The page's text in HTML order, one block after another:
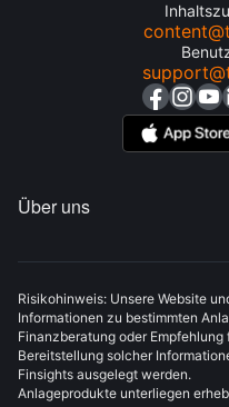
Über uns
Risikohinweis: Unsere Website
Informationen zu bestimmten
Finanzberatung oder
Bereitstellung solcher
Finsights ausgelegt werden.
Anlageprodukte unterliegen